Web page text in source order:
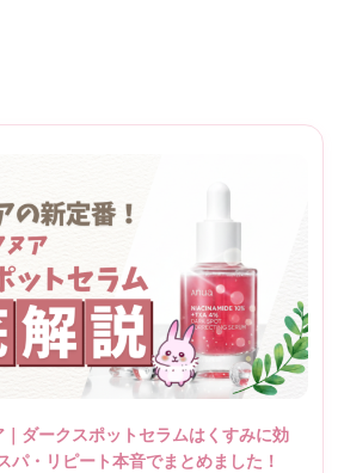
｜ダークスポットセラムはくすみに効
パ・リピート本音でまとめました！